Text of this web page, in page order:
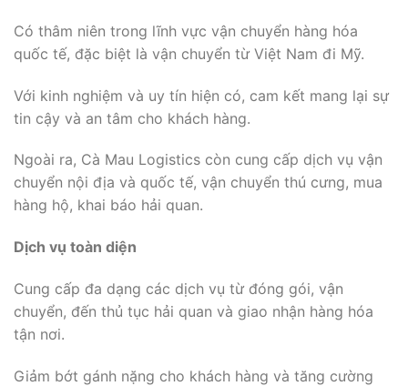
Có thâm niên trong lĩnh vực vận chuyển hàng hóa
quốc tế, đặc biệt là vận chuyển từ Việt Nam đi Mỹ.
Với kinh nghiệm và uy tín hiện có, cam kết mang lại sự
tin cậy và an tâm cho khách hàng.
Ngoài ra, Cà Mau Logistics còn cung cấp dịch vụ vận
chuyển nội địa và quốc tế, vận chuyển thú cưng, mua
hàng hộ, khai báo hải quan.
Dịch vụ toàn diện
Cung cấp đa dạng các dịch vụ từ đóng gói, vận
chuyển, đến thủ tục hải quan và giao nhận hàng hóa
tận nơi.
Giảm bớt gánh nặng cho khách hàng và tăng cường